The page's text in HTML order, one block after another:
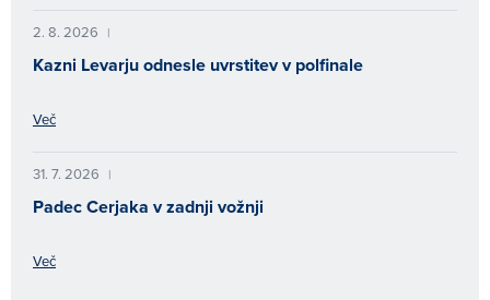
2. 8. 2026 |
Kazni Levarju odnesle uvrstitev v polfinale
Več
31. 7. 2026 |
Padec Cerjaka v zadnji vožnji
Več